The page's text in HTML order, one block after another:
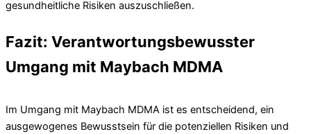
gesundheitliche Risiken auszuschließen.
Fazit: Verantwortungsbewusster
Umgang mit Maybach MDMA
Im Umgang mit Maybach MDMA ist es entscheidend, ein
ausgewogenes Bewusstsein für die potenziellen Risiken und